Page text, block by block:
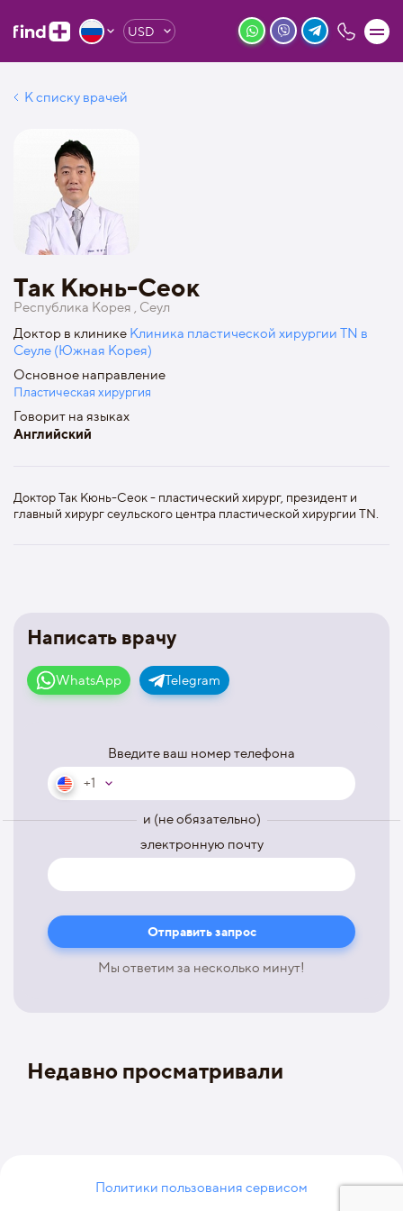
USD
К списку врачей
Написать врачу
WhatsApp Telegram
Введите ваш номер телефона
+1
и (не обязательно)
электронную почту
Мы ответим за несколько минут!
Так Кюнь-Сеок
Республика Корея , Сеул
Доктор в клинике Клиника пластической хирургии TN в
Сеуле (Южная Корея)
Основное направление
Пластическая хирургия
Говорит на языках
Английский
Доктор Так Кюнь-Сеок - пластический хирург, президент и
главный хирург сеульского центра пластической хирургии TN.
Недавно просматривали
Политики пользования сервисом